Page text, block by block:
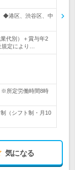
◆港区、渋谷区、中
代別）＋賞与年2
定により…
※所定労働時間8時
（シフト制・月10
気になる